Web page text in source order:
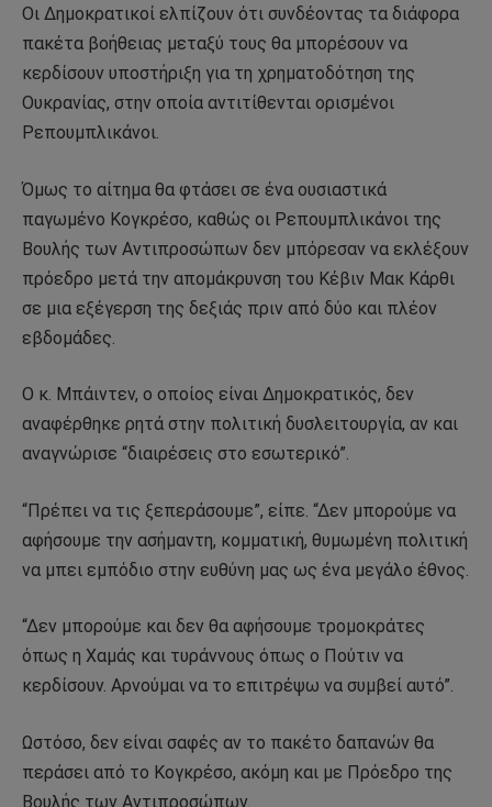
Οι Δημοκρατικοί ελπίζουν ότι συνδέοντας τα διάφορα
πακέτα βοήθειας μεταξύ τους θα μπορέσουν να
κερδίσουν υποστήριξη για τη χρηματοδότηση της
Ουκρανίας, στην οποία αντιτίθενται ορισμένοι
Ρεπουμπλικάνοι.
Όμως το αίτημα θα φτάσει σε ένα ουσιαστικά
παγωμένο Κογκρέσο, καθώς οι Ρεπουμπλικάνοι της
Βουλής των Αντιπροσώπων δεν μπόρεσαν να εκλέξουν
πρόεδρο μετά την απομάκρυνση του Κέβιν Μακ Κάρθι
σε μια εξέγερση της δεξιάς πριν από δύο και πλέον
εβδομάδες.
Ο κ. Μπάιντεν, ο οποίος είναι Δημοκρατικός, δεν
αναφέρθηκε ρητά στην πολιτική δυσλειτουργία, αν και
αναγνώρισε “διαιρέσεις στο εσωτερικό”.
“Πρέπει να τις ξεπεράσουμε”, είπε. “Δεν μπορούμε να
αφήσουμε την ασήμαντη, κομματική, θυμωμένη πολιτική
να μπει εμπόδιο στην ευθύνη μας ως ένα μεγάλο έθνος.
“Δεν μπορούμε και δεν θα αφήσουμε τρομοκράτες
όπως η Χαμάς και τυράννους όπως ο Πούτιν να
κερδίσουν. Αρνούμαι να το επιτρέψω να συμβεί αυτό”.
Ωστόσο, δεν είναι σαφές αν το πακέτο δαπανών θα
περάσει από το Κογκρέσο, ακόμη και με Πρόεδρο της
Βουλής των Αντιπροσώπων.